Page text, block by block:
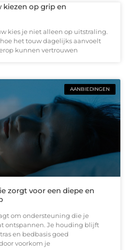
op grip en
kies je niet alleen op uitstraling.
het touw dagelijks aanvoelt
kunnen vertrouwen
AANBIEDINGEN
zorgt voor een diepe en
om ondersteuning die je
ontspannen. Je houding blijft
en bedbasis goed
voorkom je